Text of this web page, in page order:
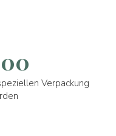
Verpackung